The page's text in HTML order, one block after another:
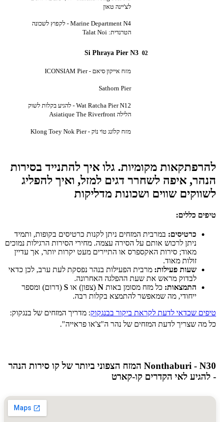
לצ'יינה טאון
Marine Department N4 - לקפוץ לשכונה
הטרנדית: Talat Noi
Si Phraya Pier N3
מזח אייקון סיאם - ICONSIAM Pier
Sathorn Pier
Wat Ratcha Pier N12 - להגיע בקלות לשוק
מזח קלוֹנג טוֹי נוֹק - Klong Toey Nok Pier
מקומיות. גלו איך להתנייד בסירות
איפה לשחרר דגים למזל, ואיך להפליג
שווים ושכונות מדליקות
כללים:
כרטיסים:במרבית המזחים ניתן לקנות כרטיסים בקופות, ותמיד
ניתן לרכוש אותם על הסירה עצמה. מחירי הסירות הרגילות נמוכים
מאוד; סירות האקספרס או התיירים מעט יקרות יותר, אך עדיין
זולות מאוד.
שעות פעילות:מרבית הפעילות בנהר נפסקת לעת ערב, לכן כדאי
לבדוק מראש את שעת ההפלגה האחרונה.
התמצאות:כל מזח מסומן באות N(צפון) אוS(דרום) ומספר
ייחודי, מה שמאפשר להתמצא בקלות רבה.
שכדאי לדעת לקראת ביקור בבנגקוק: מדריך המזחים של בנגקוק:
שצריך לדעת המזחים של נהר ה"צ'או פראייה".
Nonthaburi - N30 המזח הצפוני ביותר של קו סירות הנהר
לאי הקדרים קו-קארט